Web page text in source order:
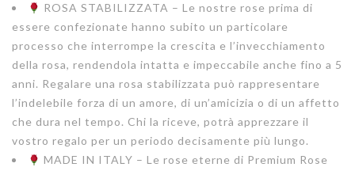
ROSA STABILIZZATA – Le nostre rose prima di
essere confezionate hanno subito un particolare
processo che interrompe la crescita e l’invecchiamento
della rosa, rendendola intatta e impeccabile anche fino a 5
anni. Regalare una rosa stabilizzata può rappresentare
l’indelebile forza di un amore, di un’amicizia o di un affetto
che dura nel tempo. Chi la riceve, potrà apprezzare il
vostro regalo per un periodo decisamente più lungo.
MADE IN ITALY – Le rose eterne di Premium Rose